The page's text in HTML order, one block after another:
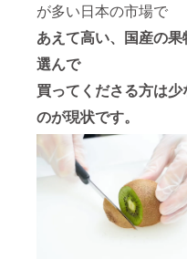
が多い日本の市場で
あえて高い、国産の果
選んで
買ってくださる方は少
のが現状です。